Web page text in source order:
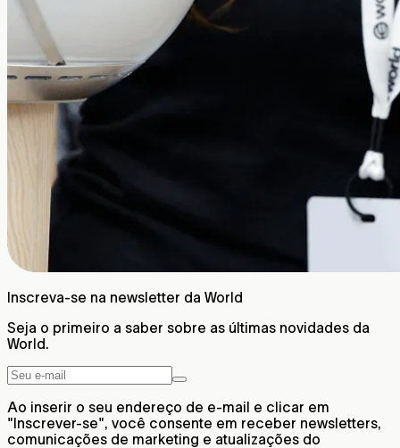
Inscreva-se na newsletter da World
Seja o primeiro a saber sobre as últimas novidades da
World.
Ao inserir o seu endereço de e-mail e clicar em
"Inscrever-se", você consente em receber newsletters,
comunicações de marketing e atualizações do